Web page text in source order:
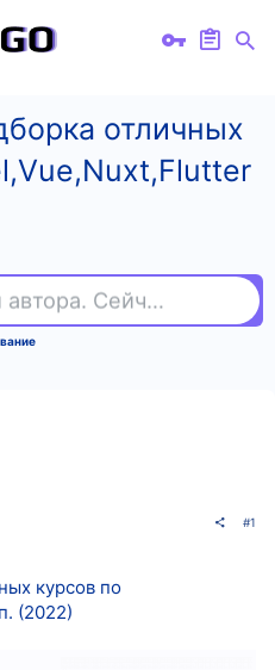
отличных
Найдите курс или автора. Сейчас ищут
#1
курсов по
(2022)